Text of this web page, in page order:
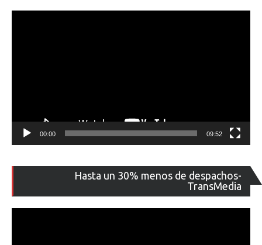
00:00 09:52
Hasta un 30% menos de despachos-
TransMedia
de